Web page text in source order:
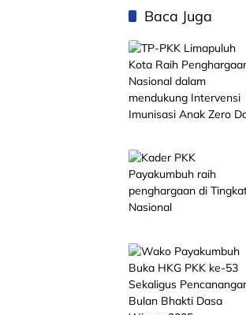
Baca Juga